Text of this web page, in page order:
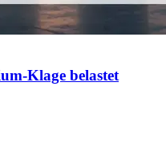
Klage belastet